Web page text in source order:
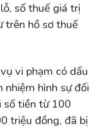
số thuế giá trị
trên hồ sơ thuế
vi phạm có dấu
hình sự đối
số tiền từ 100
triệu đồng, đã bị